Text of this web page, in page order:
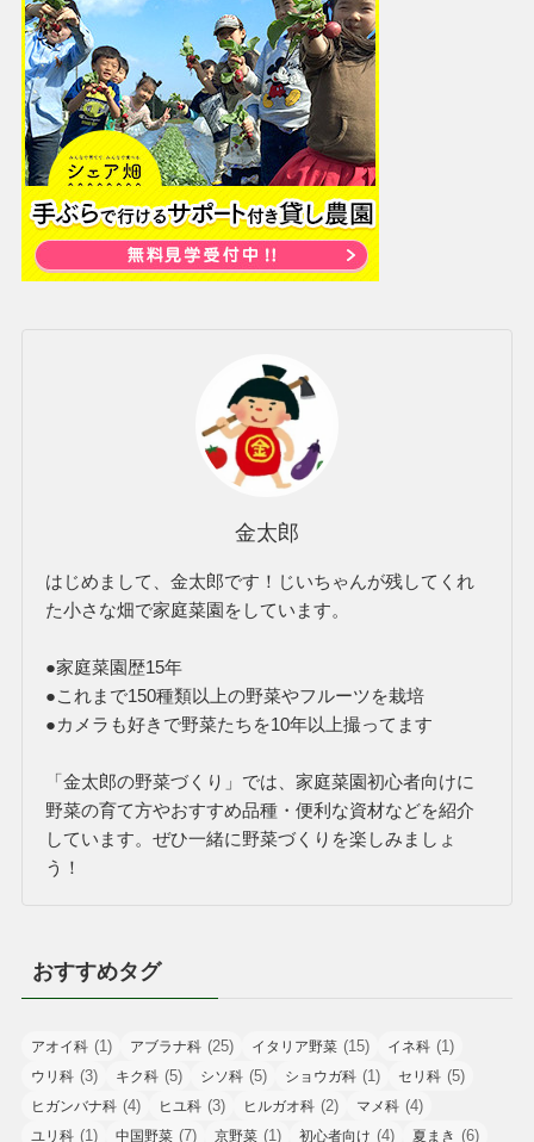
金太郎
はじめまして、金太郎です！じいちゃんが残してくれ
た小さな畑で家庭菜園をしています。
●家庭菜園歴15年
●これまで150種類以上の野菜やフルーツを栽培
●カメラも好きで野菜たちを10年以上撮ってます
「金太郎の野菜づくり」では、家庭菜園初心者向けに
野菜の育て方やおすすめ品種・便利な資材などを紹介
しています。ぜひ一緒に野菜づくりを楽しみましょ
う！
おすすめタグ
アオイ科 (1) アブラナ科 (25) イタリア野菜 (15) イネ科 (1)
ウリ科 (3) キク科 (5) シソ科 (5) ショウガ科 (1) セリ科 (5)
ヒガンバナ科 (4) ヒユ科 (3) ヒルガオ科 (2) マメ科 (4)
ユリ科 (1) 中国野菜 (7) 京野菜 (1) 初心者向け (4) 夏まき (6)